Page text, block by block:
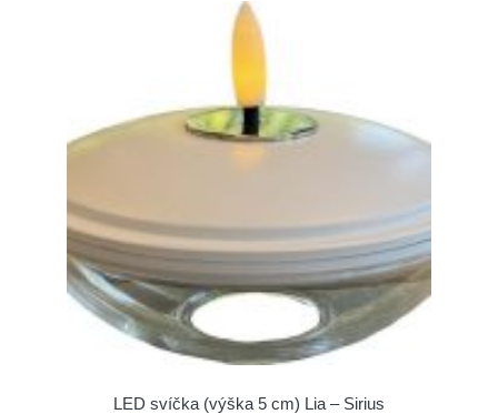
LED svíčka (výška 5 cm) Lia – Sirius